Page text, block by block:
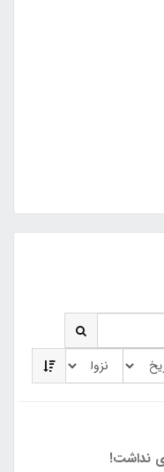
نداشت!